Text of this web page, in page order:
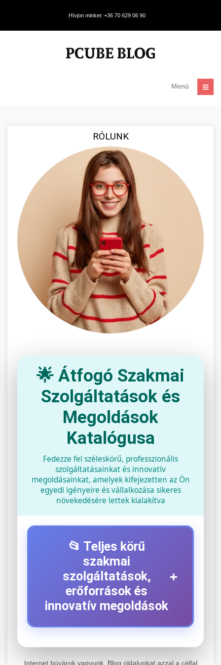
Hívjon minket: +36 70 629 06 90
Menü
RÓLUNK
🌟 Átfogó Szakmai
Szolgáltatások és
Megoldások
Katalógusa
Fedezze fel széleskörű, professzionális
szolgáltatásainkat és innovatív
megoldásainkat, amelyek kifejezetten az Ön
egyedi igényeire és vállalkozása sikeres
növekedésére lettek kialakítva
📂 Teljes körű
szakmai
szolgáltatások,
erőforrások és
innovatív megoldások
+
+
Internet búvárok vagyunk. Blog oldalunkat azzal a céllal